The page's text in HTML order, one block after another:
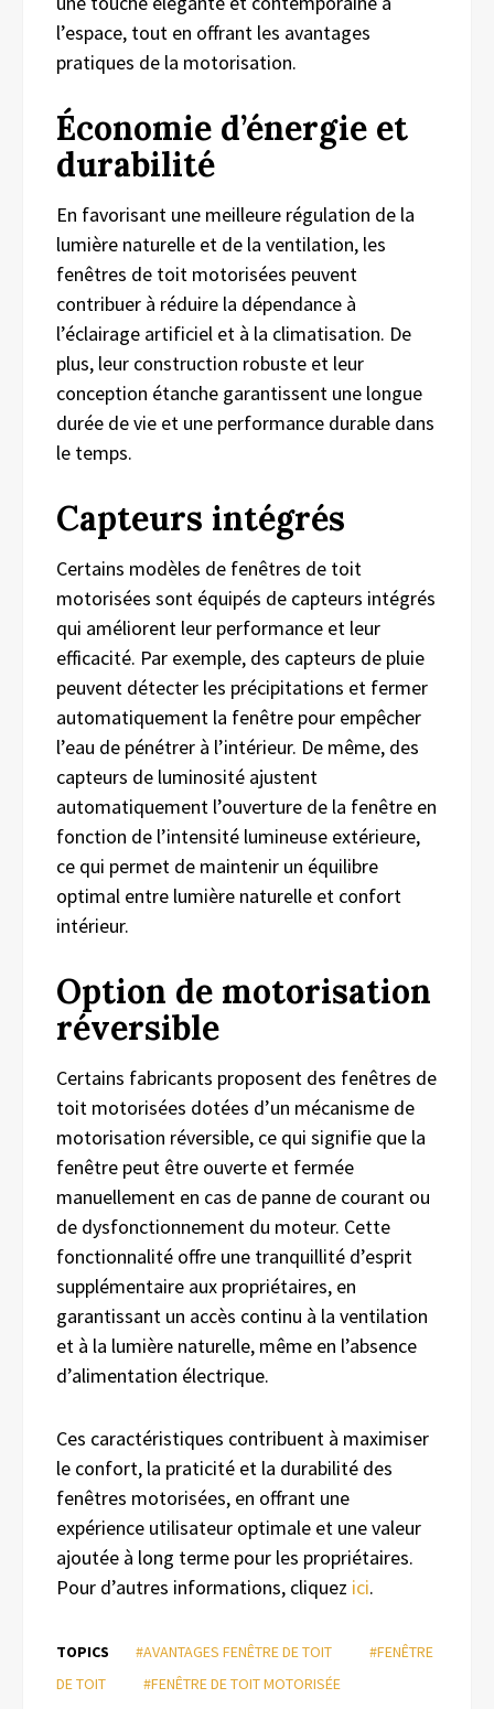
l’espace, tout en offrant les avantages
pratiques de la motorisation.
Économie d’énergie et
durabilité
En favorisant une meilleure régulation de la
lumière naturelle et de la ventilation, les
fenêtres de toit motorisées peuvent
contribuer à réduire la dépendance à
l’éclairage artificiel et à la climatisation. De
plus, leur construction robuste et leur
conception étanche garantissent une longue
durée de vie et une performance durable dans
le temps.
Capteurs intégrés
Certains modèles de fenêtres de toit
motorisées sont équipés de capteurs intégrés
qui améliorent leur performance et leur
efficacité. Par exemple, des capteurs de pluie
peuvent détecter les précipitations et fermer
automatiquement la fenêtre pour empêcher
l’eau de pénétrer à l’intérieur. De même, des
capteurs de luminosité ajustent
automatiquement l’ouverture de la fenêtre en
fonction de l’intensité lumineuse extérieure,
ce qui permet de maintenir un équilibre
optimal entre lumière naturelle et confort
intérieur.
Option de motorisation
réversible
Certains fabricants proposent des fenêtres de
toit motorisées dotées d’un mécanisme de
motorisation réversible, ce qui signifie que la
fenêtre peut être ouverte et fermée
manuellement en cas de panne de courant ou
de dysfonctionnement du moteur. Cette
fonctionnalité offre une tranquillité d’esprit
supplémentaire aux propriétaires, en
garantissant un accès continu à la ventilation
et à la lumière naturelle, même en l’absence
d’alimentation électrique.
Ces caractéristiques contribuent à maximiser
le confort, la praticité et la durabilité des
fenêtres motorisées, en offrant une
expérience utilisateur optimale et une valeur
ajoutée à long terme pour les propriétaires.
Pour d’autres informations, cliquez ici.
TOPICS #AVANTAGES FENÊTRE DE TOIT
#FENÊTRE
DE TOIT
#FENÊTRE DE TOIT MOTORISÉE